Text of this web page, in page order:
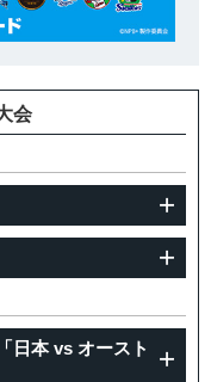
会
日本 vs オースト